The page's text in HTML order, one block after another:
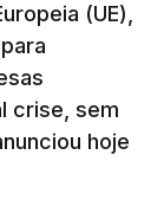
(UE),
crise, sem
hoje